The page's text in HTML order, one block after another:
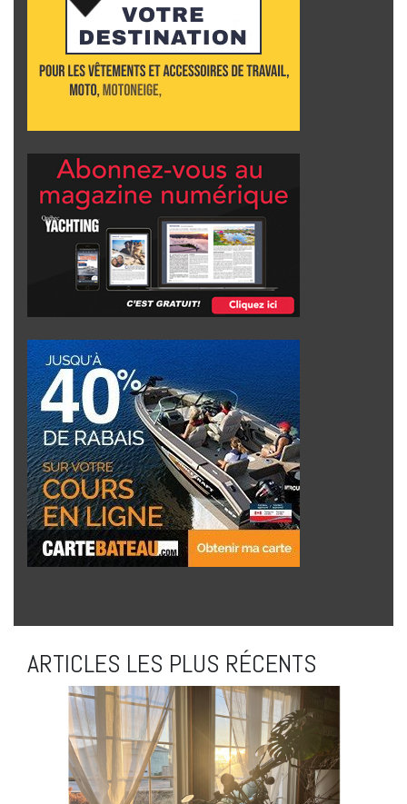
ARTICLES LES PLUS RÉCENTS